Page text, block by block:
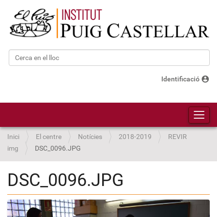
Cerca
Identificació account_circle
Inici El centre Notícies 2018-2019
REVIR
img
DSC_0096.JPG
DSC_0096.JPG